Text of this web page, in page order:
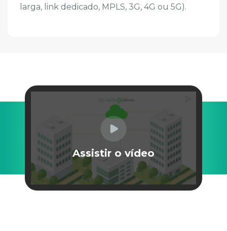
larga, link dedicado, MPLS, 3G, 4G ou 5G).
Assistir o vídeo